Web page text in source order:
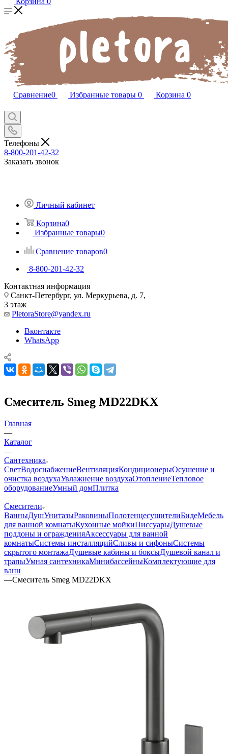
Сравнение0 Избранные товары 0 Корзина 0
Телефоны
8-800-201-42-32
Заказать звонок
Личный кабинет
Корзина0
Избранные товары0
Сравнение товаров0
8-800-201-42-32
Контактная информация
Санкт-Петербург, ул. Меркурьева, д. 7,
3 этаж
PletoraStore@yandex.ru
Вконтакте
WhatsApp
Смеситель Smeg MD22DKX
Главная
—
Каталог
—
Сантехника
СветВодоснабжениеВентиляцияКондиционерыОсушение и
очистка воздухаУвлажнение воздухаОтоплениеТепловое
оборудованиеУмный домПлитка
—
Смесители
ВанныДушУнитазыРаковиныПолотенцесушителиБидеМебель
для ванной комнатыКухонные мойкиПиссуарыДушевые
поддоны и огражденияАксессуары для ванной
комнатыСистемы инсталляцийСливы и сифоныСистемы
скрытого монтажаДушевые кабины и боксыДушевой канал и
трапыУмная сантехникаМинибассейныКомплектующие для
ванн
—Смеситель Smeg MD22DKX